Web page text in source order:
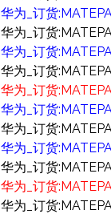
华为_订货
华为_订货
华为_订货
华为_订货
华为_订货
华为_订货
华为_订货
华为_订货
华为_订货
华为_订货
华为_订货